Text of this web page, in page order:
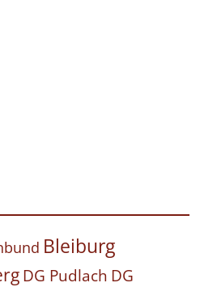
Bleiburg
DG Pudlach DG